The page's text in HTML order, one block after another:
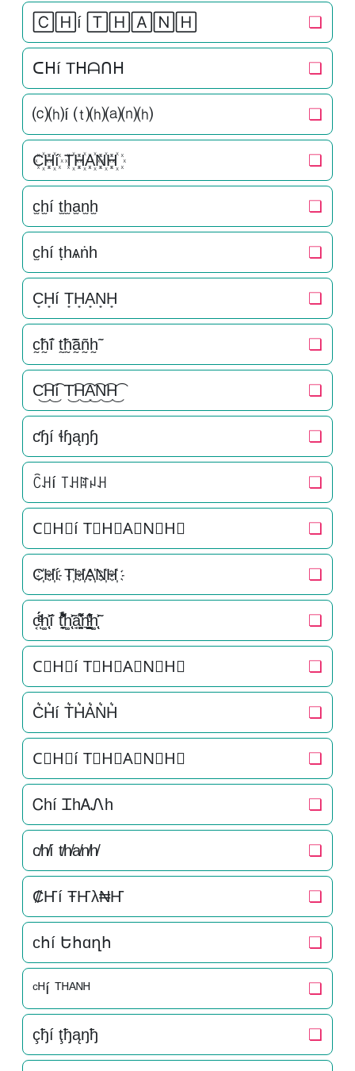
🄲🄷í 🅃🄷🄰🄽🄷 ❏
ᑕᕼí Tᕼᗩᑎᕼ ❏
⒞⒣í ⒯⒣⒜⒩⒣ ❏
C꙰H꙰í T꙰H꙰A꙰N꙰H꙰ ❏
c̫h̫í t̫h̫a̫n̫h̫ ❏
c̫һí ṭһѧṅһ ❏
C͙H͙í T͙H͙A͙N͙H͙ ❏
c̰̃h̰̃í t̰̃h̰̃ã̰ñ̰h̰̃ ❏
C͜͡H͜͡í T͜͡H͜͡A͜͡N͜͡H͜͡ ❏
ƈɧí ɬɧąŋɧ ❏
ꉓꃅí ꓄ꃅꍏꈤꃅ ❏
C⃟H⃟í T⃟H⃟A⃟N⃟H⃟ ❏
C҉H҉í T҉H҉A҉N҉H҉ ❏
c͔ͣͦ́́͂ͅh͚̖̜̍̃͐í t̘̟̼̉̈́͐͋͌̊h͚̖̜̍̃͐a̘̫͈̭͌͛͌̇̇̍n͉̠̙͉̗̺̋̋̔ͧ̊h͚̖̜̍̃͐ ❏
C⃗H⃗í T⃗H⃗A⃗N⃗H⃗ ❏
C͛H͛í T͛H͛A͛N͛H͛ ❏
C⃒H⃒í T⃒H⃒A⃒N⃒H⃒ ❏
Ꮯhí ᏆhᎪᏁh ❏
c̸h̸í t̸h̸a̸n̸h̸ ❏
₡Ҥí ŦҤλ₦Ҥ ❏
ϲհí Եհɑղհ ❏
ᶜᴴí ᵀᴴᴬᴺᴴ ❏
çђí ţђąŋђ ❏